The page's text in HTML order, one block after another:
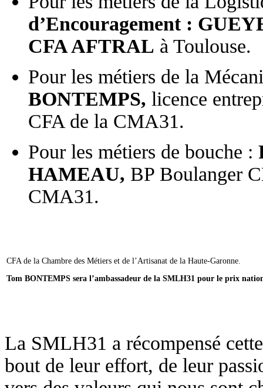
d’Encouragement :
CFA AFTRAL à Toulouse.
Pour les métiers de la
BONTEMPS, licence
CFA de la CMA31.
Pour les métiers de bouche :
HAMEAU, BP Boulanger
CMA31.
CFA de la Chambre des Métiers et de l’Artisanat de la Haute-Garonne.
Tom BONTEMPS sera l’ambassadeur de la SMLH31 pour le prix
La SMLH31 a récompensé
bout de leur effort, de leur